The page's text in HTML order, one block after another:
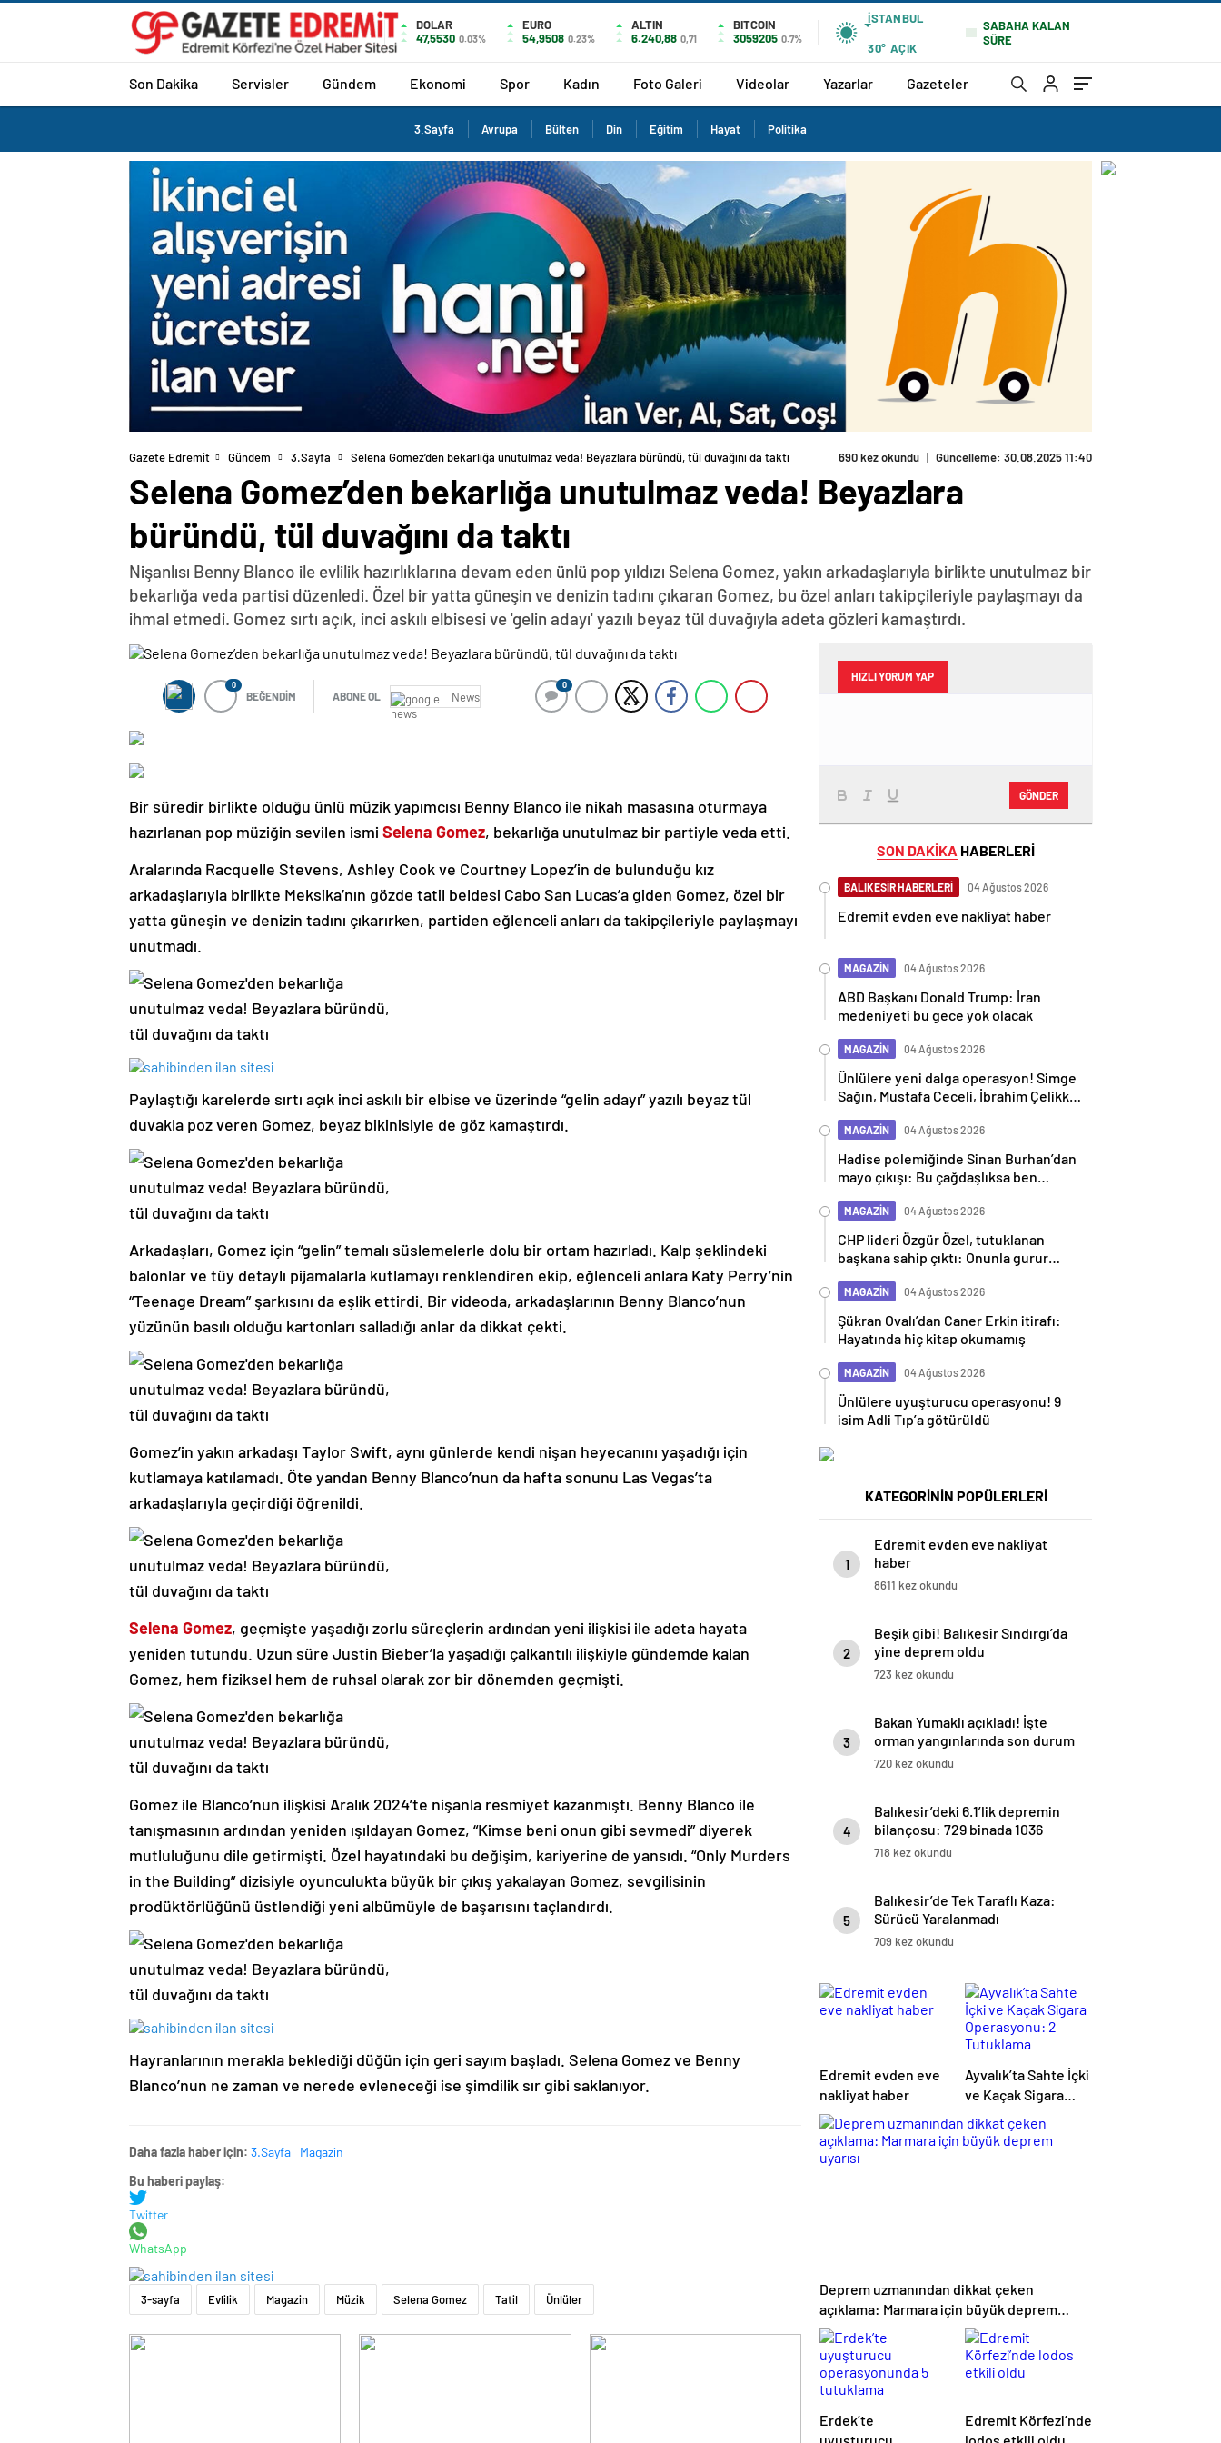
DOLAR
47,5530 0.03%
EURO
54,9508 0.23%
ALTIN
6.240,88 0,71
BITCOIN
3059205 0.7%
İSTANBUL
30° AÇIK
SABAHA KALAN
SÜRE
Son Dakika Servisler Gündem Ekonomi Spor Kadın Foto Galeri Videolar Yazarlar Gazeteler
3.Sayfa Avrupa Bülten Din Eğitim Hayat Politika
Gazete Edremit Gündem 3.Sayfa Selena Gomez’den bekarlığa unutulmaz veda! Beyazlara büründü, tül duvağını da taktı 690 kez okundu | Güncelleme: 30.08.2025 11:40
Selena Gomez’den bekarlığa unutulmaz veda! Beyazlara
büründü, tül duvağını da taktı
Nişanlısı Benny Blanco ile evlilik hazırlıklarına devam eden ünlü pop yıldızı Selena Gomez, yakın arkadaşlarıyla birlikte unutulmaz bir
bekarlığa veda partisi düzenledi. Özel bir yatta güneşin ve denizin tadını çıkaran Gomez, bu özel anları takipçileriyle paylaşmayı da
ihmal etmedi. Gomez sırtı açık, inci askılı elbisesi ve 'gelin adayı' yazılı beyaz tül duvağıyla adeta gözleri kamaştırdı.
0
BEĞENDİM ABONE OL News
0
Bir süredir birlikte olduğu ünlü müzik yapımcısı Benny Blanco ile nikah masasına oturmaya
hazırlanan pop müziğin sevilen ismi Selena Gomez, bekarlığa unutulmaz bir partiyle veda etti.
Aralarında Racquelle Stevens, Ashley Cook ve Courtney Lopez’in de bulunduğu kız
arkadaşlarıyla birlikte Meksika’nın gözde tatil beldesi Cabo San Lucas’a giden Gomez, özel bir
yatta güneşin ve denizin tadını çıkarırken, partiden eğlenceli anları da takipçileriyle paylaşmayı
unutmadı.
Paylaştığı karelerde sırtı açık inci askılı bir elbise ve üzerinde “gelin adayı” yazılı beyaz tül
duvakla poz veren Gomez, beyaz bikinisiyle de göz kamaştırdı.
Arkadaşları, Gomez için “gelin” temalı süslemelerle dolu bir ortam hazırladı. Kalp şeklindeki
balonlar ve tüy detaylı pijamalarla kutlamayı renklendiren ekip, eğlenceli anlara Katy Perry’nin
“Teenage Dream” şarkısını da eşlik ettirdi. Bir videoda, arkadaşlarının Benny Blanco’nun
yüzünün basılı olduğu kartonları salladığı anlar da dikkat çekti.
Gomez’in yakın arkadaşı Taylor Swift, aynı günlerde kendi nişan heyecanını yaşadığı için
kutlamaya katılamadı. Öte yandan Benny Blanco’nun da hafta sonunu Las Vegas’ta
arkadaşlarıyla geçirdiği öğrenildi.
Selena Gomez, geçmişte yaşadığı zorlu süreçlerin ardından yeni ilişkisi ile adeta hayata
yeniden tutundu. Uzun süre Justin Bieber’la yaşadığı çalkantılı ilişkiyle gündemde kalan
Gomez, hem fiziksel hem de ruhsal olarak zor bir dönemden geçmişti.
Gomez ile Blanco’nun ilişkisi Aralık 2024’te nişanla resmiyet kazanmıştı. Benny Blanco ile
tanışmasının ardından yeniden ışıldayan Gomez, “Kimse beni onun gibi sevmedi” diyerek
mutluluğunu dile getirmişti. Özel hayatındaki bu değişim, kariyerine de yansıdı. “Only Murders
in the Building” dizisiyle oyunculukta büyük bir çıkış yakalayan Gomez, sevgilisinin
prodüktörlüğünü üstlendiği yeni albümüyle de başarısını taçlandırdı.
Hayranlarının merakla beklediği düğün için geri sayım başladı. Selena Gomez ve Benny
Blanco’nun ne zaman ve nerede evleneceği ise şimdilik sır gibi saklanıyor.
Daha fazla haber için: 3.Sayfa
Magazin
Bu haberi paylaş:
Twitter
WhatsApp
3-sayfa Evlilik Magazin Müzik Selena Gomez Tatil Ünlüler
HIZLI YORUM YAP
GÖNDER
SON DAKİKA HABERLERİ
BALIKESİR HABERLERİ 04 Ağustos 2026
Edremit evden eve nakliyat haber
MAGAZİN 04 Ağustos 2026
ABD Başkanı Donald Trump: İran
medeniyeti bu gece yok olacak
MAGAZİN 04 Ağustos 2026
Ünlülere yeni dalga operasyon! Simge
Sağın, Mustafa Ceceli, İbrahim Çelikkol
MAGAZİN 04 Ağustos 2026
Hadise polemiğinde Sinan Burhan’dan
mayo çıkışı: Bu çağdaşlıksa ben
MAGAZİN 04 Ağustos 2026
CHP lideri Özgür Özel, tutuklanan
başkana sahip çıktı: Onunla gurur
MAGAZİN 04 Ağustos 2026
Şükran Ovalı’dan Caner Erkin itirafı:
Hayatında hiç kitap okumamış
MAGAZİN 04 Ağustos 2026
Ünlülere uyuşturucu operasyonu! 9
isim Adli Tıp’a götürüldü
KATEGORİNİN POPÜLERLERİ
1
Edremit evden eve nakliyat
haber
8611 kez okundu
2
Beşik gibi! Balıkesir Sındırgı’da
yine deprem oldu
723 kez okundu
3
Bakan Yumaklı açıkladı! İşte
orman yangınlarında son durum
720 kez okundu
4
Balıkesir’deki 6.1’lik depremin
bilançosu: 729 binada 1036
bağımsız bölüm ağır hasarlı
718 kez okundu
5
Balıkesir’de Tek Taraflı Kaza:
Sürücü Yaralanmadı
709 kez okundu
Edremit evden eve
nakliyat haber
Ayvalık’ta Sahte İçki
ve Kaçak Sigara
Operasyonu: 2
Tutuklama
Deprem uzmanından dikkat çeken
açıklama: Marmara için büyük deprem
uyarısı
Erdek’te
Edremit Körfezi’nde